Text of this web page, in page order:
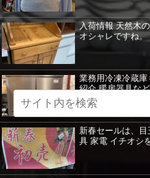
入荷情報 天然木
オシャレですね。
業務用冷凍冷蔵
紹介 暖房器具な
新春セールは、
具 家電 イチオシ